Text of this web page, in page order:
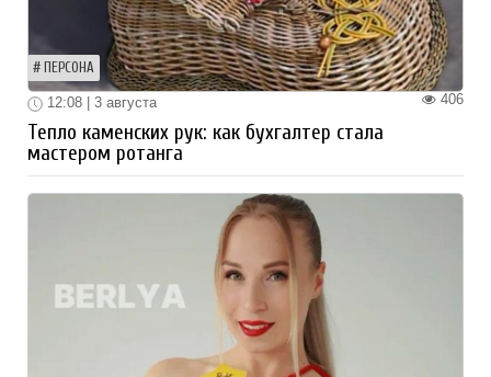
ПЕРСОНА
406
12:08 | 3 августа
Тепло каменских рук: как бухгалтер стала
мастером ротанга